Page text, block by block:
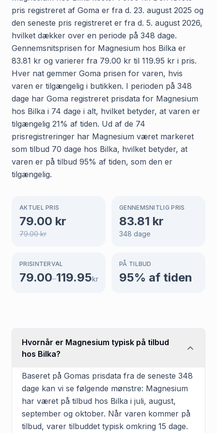
pris registreret af Goma er fra d. 23. august 2025 og
den seneste pris registreret er fra d. 5. august 2026,
hvilket dækker over en periode på 348 dage.
Gennemsnitsprisen for Magnesium hos Bilka er
83.81 kr og varierer fra 79.00 kr til 119.95 kr i pris.
Hver nat gemmer Goma prisen for varen, hvis
varen er tilgængelig i butikken. I perioden på 348
dage har Goma registreret prisdata for Magnesium
hos Bilka i 74 dage i alt, hvilket betyder, at varen er
tilgængelig 21% af tiden. Ud af de 74
prisregistreringer har Magnesium været markeret
som tilbud 70 dage hos Bilka, hvilket betyder, at
varen er på tilbud 95% af tiden, som den er
tilgængelig.
AKTUEL PRIS
79.00 kr
79.00kr
GENNEMSNITLIG PRIS
83.81 kr
348 dage
PRISINTERVAL
79.00–119.95kr
PÅ TILBUD
95% af tiden
Hvornår er Magnesium typisk på tilbud
hos Bilka?
Baseret på Gomas prisdata fra de seneste 348
dage kan vi se følgende mønstre: Magnesium
har været på tilbud hos Bilka i juli, august,
september og oktober. Når varen kommer på
tilbud, varer tilbuddet typisk omkring 15 dage.